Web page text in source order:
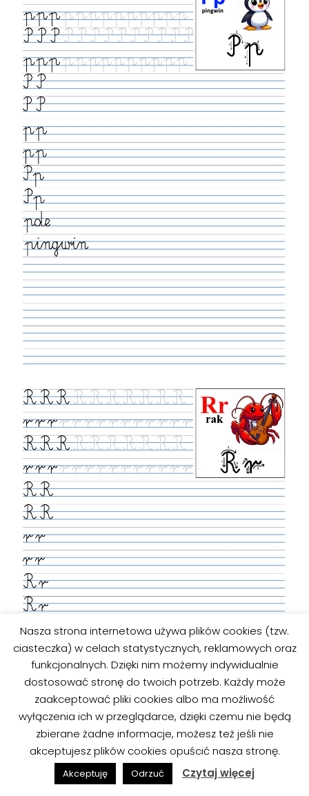
Nasza strona internetowa używa plików cookies (tzw.
ciasteczka) w celach statystycznych, reklamowych oraz
funkcjonalnych. Dzięki nim możemy indywidualnie
dostosować stronę do twoich potrzeb. Każdy może
zaakceptować pliki cookies albo ma możliwość
wyłączenia ich w przeglądarce, dzięki czemu nie będą
zbierane żadne informacje, możesz też jeśli nie
akceptujesz plików cookies opuścić nasza stronę.
Akceptuję Odrzuć Czytaj więcej